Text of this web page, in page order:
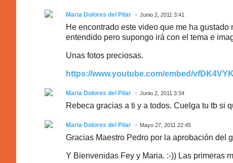
Maria Dolores del Pilar Junio 2, 2011 3:41
He encontrado este video que me ha
entendido pero supongo irá con el tema e
Unas fotos preciosas.
https://www.youtube.com/embed/
Maria Dolores del Pilar Junio 2, 2011 3:34
Rebeca gracias a ti y a todos. Cuelga tu tb si
Maria Dolores del Pilar Mayo 27, 2011 22:45
Gracias Maestro Pedro por la aprobación del
Y Bienvenidas Fey y Maria. :-)) Las primeras